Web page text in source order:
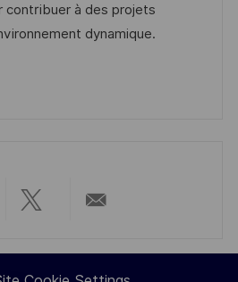
a
t
r
y
contribuer à des projets
dynamique.
Share
via
via